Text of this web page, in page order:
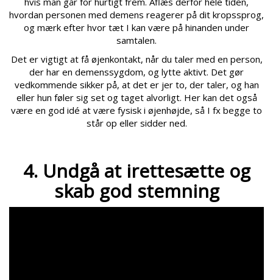
hvordan personen med demens reagerer på dit kropssprog,
og mærk efter hvor tæt I kan være på hinanden under
samtalen.
Det er vigtigt at få øjenkontakt, når du taler med en person,
der har en demenssygdom, og lytte aktivt. Det gør
vedkommende sikker på, at det er jer to, der taler, og han
eller hun føler sig set og taget alvorligt. Her kan det også
være en god idé at være fysisk i øjenhøjde, så I fx begge to
står op eller sidder ned.
4. Undgå at irettesætte og
skab god stemning